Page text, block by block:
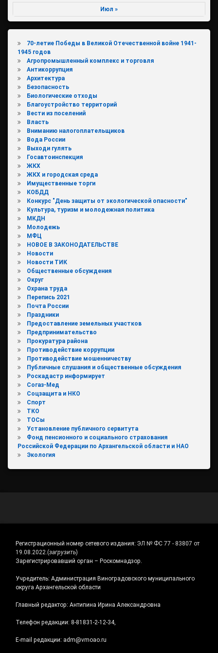
Июл »
70-летие Победы в Великой Отечественной войне 1941-
1945 годов
Агропромышленный комплекс и торговля
Антикоррупция
Архитектура
Безопасность
Биологические отходы
Благоустройство территорий
Вести из поселений
Власть
Вниманию налогоплательщиков
Вода России
Выходи гулять
Госавтоинспекция
ЖКХ
ЖКХ и городская среда
Имущественные торги
КОБДД
Конкурс "День защиты от экологической опасности"
Культура, туризм и молодежная политика
МКДН
Молодежь
МФЦ
НОВОЕ В ЗАКОНОДАТЕЛЬСТВЕ
Новости
Новости ТИК
Общественные обсуждения
Округ
Охрана труда
Перепись 2021
Почта России
Праздники
Предоставление земельных участков
Предпринимательство
Прокуратура района
Противодействие коррупции
Противодействие мошенничеству
Публичные слушания и общественные обсуждения
Роскадастр информирует
Согаз-Мед
Соцзащита и НКО
Спорт
ТКО
ТОСы
Установление публичного сервитута
Фонд пенсионного и социального страхования
Российской Федерации по Архангельской области и НАО
Экология
Регистрационный номер сетевого издания: ЭЛ № ФС 77 - 83807 от
19.08.2022.(загрузить)
Зарегистрировавший орган – Роскомнадзор.
Учредитель: Администрация Виноградовского муниципального
округа Архангельской области
Главный редактор: Антипина Ирина Александровна
Телефон редакции: 8-81831-2-12-34,
E-mail редакции: adm@vmoao.ru